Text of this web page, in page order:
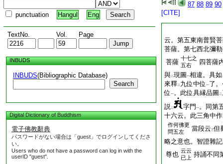
punctuation Hangul Eng
TextNo. Vol. Page
INBUDS
INBUDS(Bibliographic Database)
Search
Digital Dictionary of Buddhism
電子佛教辭典
パスワードがない場合は「guest」でログインしてくださ
い。
Users who do not have a password can log in with the
userID "guest".
87 88 89 90
[CITE]
云。第五東南普賢
菩薩。第七西北彌
菩薩 十七之
五右
四菩薩
與二現圖 一相違。具如
來釋二 九位中位 一了
位 一。此位具縁品圖 二
説二 字門 一。同第
十六云。此三角中作
作何佛更
問五左
當段云三但
略之意也。智證雜
尊也 云云
已上 持誦不同